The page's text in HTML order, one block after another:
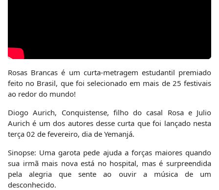
Rosas Brancas é um curta-metragem estudantil premiado
feito no Brasil, que foi selecionado em mais de 25 festivais
ao redor do mundo!
Diogo Aurich, Conquistense, filho do casal Rosa e Julio
Aurich é um dos autores desse curta que foi lançado nesta
terça 02 de fevereiro, dia de Yemanjá.
Sinopse: Uma garota pede ajuda a forças maiores quando
sua irmã mais nova está no hospital, mas é surpreendida
pela alegria que sente ao ouvir a música de um
desconhecido.